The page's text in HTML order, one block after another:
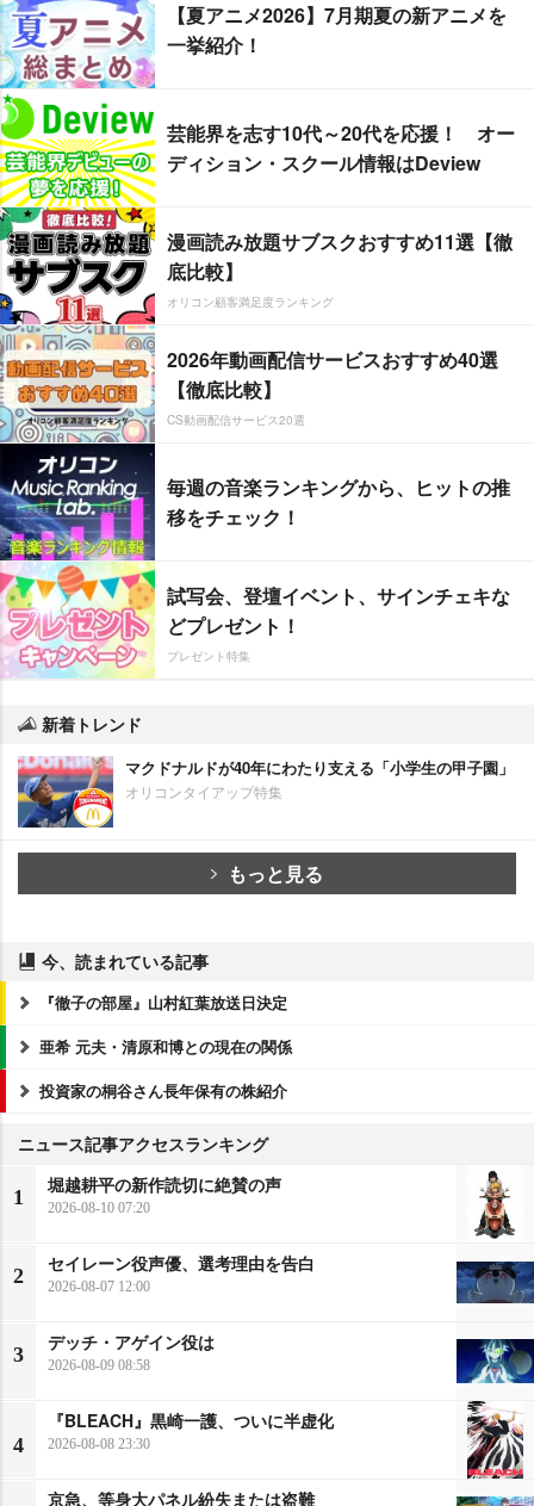
【夏アニメ2026】7月期夏の新アニメを
一挙紹介！
芸能界を志す10代～20代を応援！ オー
ディション・スクール情報はDeview
漫画読み放題サブスクおすすめ11選【徹
底比較】
オリコン顧客満足度ランキング
2026年動画配信サービスおすすめ40選
【徹底比較】
CS動画配信サービス20選
毎週の音楽ランキングから、ヒットの推
移をチェック！
試写会、登壇イベント、サインチェキな
どプレゼント！
プレゼント特集
新着トレンド
マクドナルドが40年にわたり支える「小学生の甲子園」
オリコンタイアップ特集
もっと見る
今、読まれている記事
『徹子の部屋』山村紅葉放送日決定
亜希 元夫・清原和博との現在の関係
投資家の桐谷さん長年保有の株紹介
ニュース記事アクセスランキング
1
堀越耕平の新作読切に絶賛の声
2026-08-10 07:20
2
セイレーン役声優、選考理由を告白
2026-08-07 12:00
3
デッチ・アゲイン役は
2026-08-09 08:58
4
『BLEACH』黒崎一護、ついに半虚化
2026-08-08 23:30
京急、等身大パネル紛失または盗難